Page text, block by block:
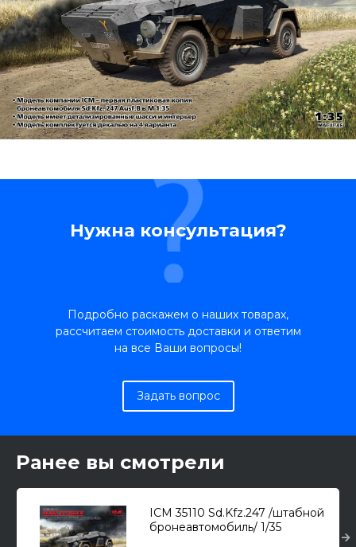
Нужна консультация?
Подробно раскажем о наших товарах,
рассчитаем стоимость доставки и ответим
на все Ваши вопросы!
Задать вопрос
Ранее вы смотрели
ICM 35110 Sd.Kfz.247 /штабной
бронеавтомобиль/ 1/35